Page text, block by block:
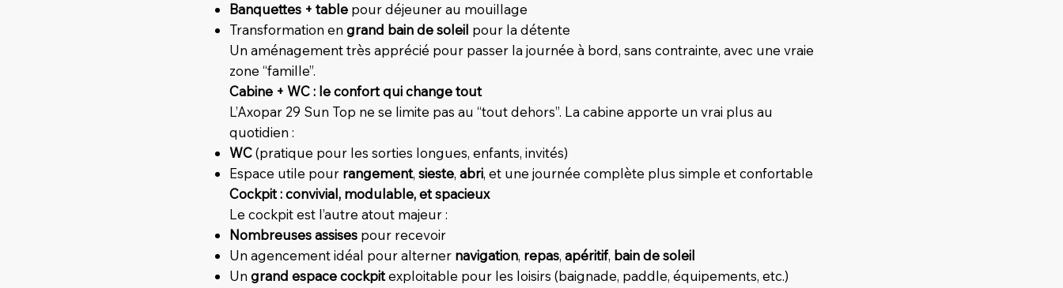
Banquettes + table pour déjeuner au mouillage
Transformation engrand bain de soleil pour la détente
Un aménagement très apprécié pour passer la journée à bord, sans contrainte, avec une vraie
zone “famille”.
Cabine + WC : le confort qui change tout
L’Axopar 29 Sun Top ne se limite pas au “tout dehors”. La cabine apporte un vrai plus au
quotidien :
WC(pratique pour les sorties longues, enfants, invités)
Espace utile pour rangement,sieste,abri, et une journée complète plus simple et confortable
Cockpit : convivial, modulable, et spacieux
Le cockpit est l’autre atout majeur :
Nombreuses assises pour recevoir
Un agencement idéal pour alterner navigation, repas,apéritif, bain de soleil
Ungrand espace cockpitexploitable pour les loisirs (baignade, paddle, équipements, etc.)